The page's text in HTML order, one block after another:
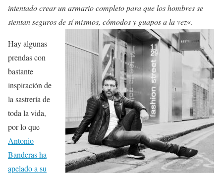
intentado crear un armario completo para que los hombres se
sientan seguros de sí mismos, cómodos y guapos a la vez«.
Hay algunas
prendas con
bastante
inspiración de
la sastrería de
toda la vida,
por lo que
Antonio
Banderas ha
apelado a su